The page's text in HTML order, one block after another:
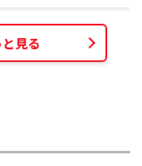
見る